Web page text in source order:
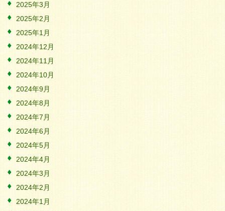
2025年3月
2025年2月
2025年1月
2024年12月
2024年11月
2024年10月
2024年9月
2024年8月
2024年7月
2024年6月
2024年5月
2024年4月
2024年3月
2024年2月
2024年1月